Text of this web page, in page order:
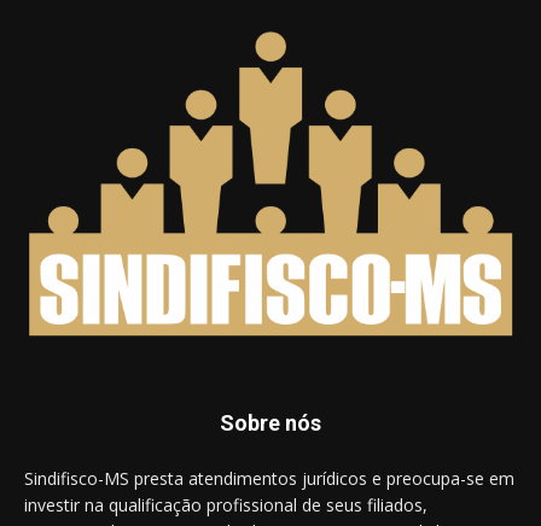
Sobre nós
Sindifisco-MS presta atendimentos jurídicos e preocupa-se em
investir na qualificação profissional de seus filiados,